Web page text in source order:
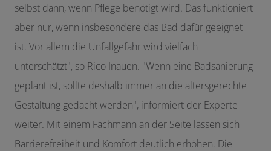
selbst dann, wenn Pflege benötigt wird. Das funktioniert
aber nur, wenn insbesondere das Bad dafür geeignet
ist. Vor allem die Unfallgefahr wird vielfach
unterschätzt", so Rico Inauen. "Wenn eine Badsanierung
geplant ist, sollte deshalb immer an die altersgerechte
Gestaltung gedacht werden", informiert der Experte
weiter. Mit einem Fachmann an der Seite lassen sich
Barrierefreiheit und Komfort deutlich erhöhen. Die